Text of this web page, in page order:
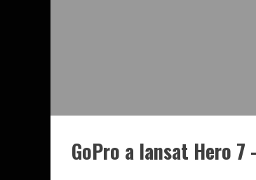
GoPro a lansat Hero